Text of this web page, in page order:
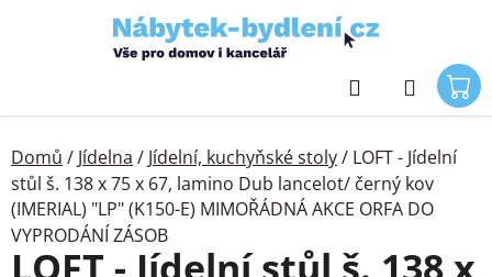
Hledat
Domů / Jídelna / Jídelní, kuchyňské stoly/ LOFT - Jídelní
stůl š. 138 x 75 x 67, lamino Dub lancelot/ černý kov
(IMERIAL) "LP" (K150-E) MIMOŘÁDNÁ AKCE ORFA DO
VYPRODÁNÍ ZÁSOB